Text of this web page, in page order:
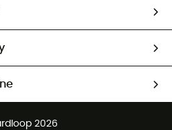
2026